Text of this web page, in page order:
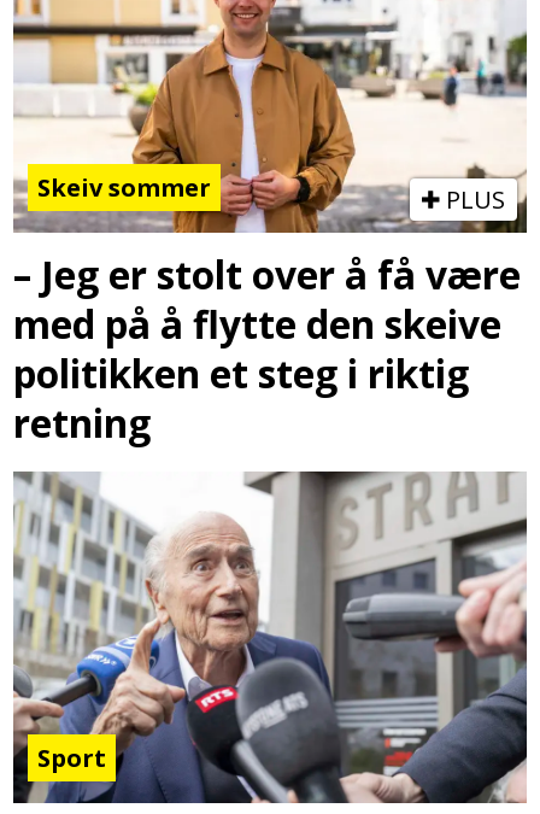
Skeiv sommer PLUS
– Jeg er stolt over å få være
med på å flytte den skeive
politikken et steg i riktig
retning
Sport